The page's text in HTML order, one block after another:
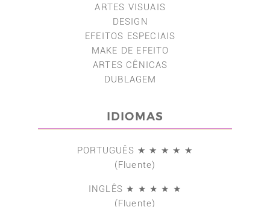
ARTES VISUAIS
DESIGN
EFEITOS ESPECIAIS
MAKE DE EFEITO
ARTES CÊNICAS
DUBLAGEM
IDIOMAS
PORTUGUÊS ★ ★ ★ ★ ★
(Fluente)
INGLÊS ★ ★ ★ ★ ★
(Fluente)